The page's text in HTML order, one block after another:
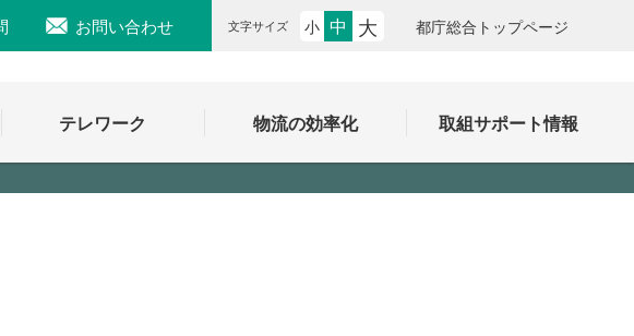
お問い合わせ 文字サイズ 小 中 大 都庁総合トップページ
テレワーク 物流の効率化 取組サポート情報